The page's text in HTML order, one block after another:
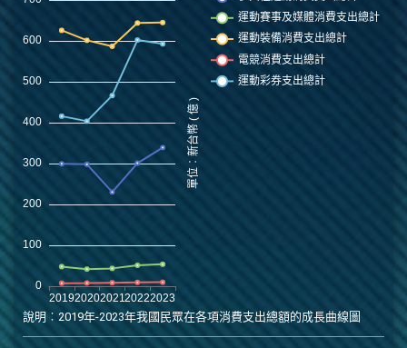
說明︰2019年-2023年我國民眾在各項消費支出總額的成長曲線圖